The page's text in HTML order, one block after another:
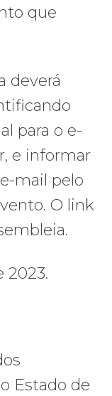
que
deverá
para o e-
e informar
mail pelo
O link
2023.
Estado de